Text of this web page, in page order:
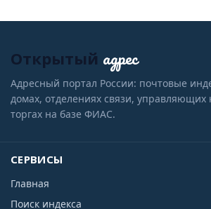
Открытый адрес
Адресный портал России: почтовые
домах, отделениях связи, управляющих
торгах на базе ФИАС.
СЕРВИСЫ
Главная
Поиск индекса